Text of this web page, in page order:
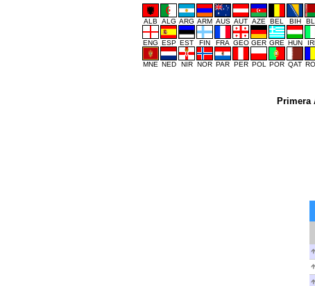
ALB ALG ARG ARM AUS AUT AZE BEL BIH
ENG ESP EST FIN FRA GEO GER GRE HUN IRL
MNE NED NIR NOR PAR PER POL POR QAT
Primera